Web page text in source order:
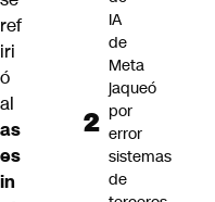
ref
iri
ó
al
as
es
in
IA
de
Meta
jaqueó
por
error
sistemas
de